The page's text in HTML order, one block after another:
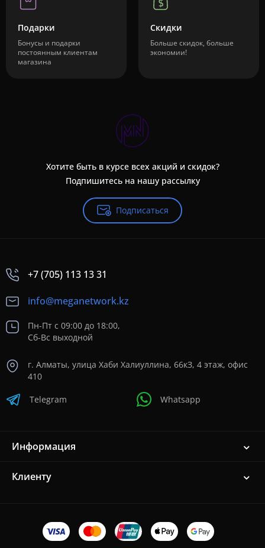
Подарки
Бонусы и подарки
постоянным клиентам
магазина
Скидки
Больше скидок, больше
экономии!
Хотите быть в курсе всех акций и скидок?
Подпишитесь на нашу рассылку
Подписаться
+7 (705) 113 13 31
info@meganetwork.kz
Пн-Пт с 09:00 до 18:00,
Сб-Вс выходной
г. Алматы, улица Хаби Халиуллина, 66кЗ, 4 этаж, офис
410
Telegram Whatsapp
Информация
Клиенту